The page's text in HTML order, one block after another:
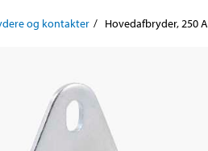
og kontakter Hovedafbryder, 250 A